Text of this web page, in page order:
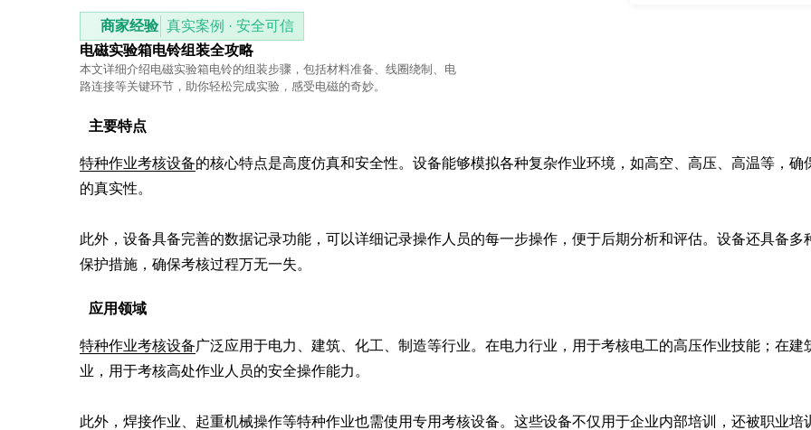
商家经验 真实案例 · 安全可信
电磁实验箱电铃组装全攻略
本文详细介绍电磁实验箱电铃的组装步骤，包括材料准备、线圈绕制、电
路连接等关键环节，助你轻松完成实验，感受电磁的奇妙。
主要特点
特种作业考核设备的核心特点是高度仿真和安全性。设备能够模拟各种复杂作业环境，如高空、高压、高温等，确
的真实性。
此外，设备具备完善的数据记录功能，可以详细记录操作人员的每一步操作，便于后期分析和评估。设备还具备多
保护措施，确保考核过程万无一失。
应用领域
特种作业考核设备广泛应用于电力、建筑、化工、制造等行业。在电力行业，用于考核电工的高压作业技能；在建
业，用于考核高处作业人员的安全操作能力。
此外，焊接作业、起重机械操作等特种作业也需使用专用考核设备。这些设备不仅用于企业内部培训，还被职业培